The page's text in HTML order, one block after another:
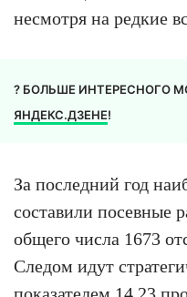
несмотря на редкие
? БОЛЬШЕ ИНТЕРЕСНОГО
ЯНДЕКС.ДЗЕНЕ!
За последний год
составили посевные
общего числа 1673
Следом идут